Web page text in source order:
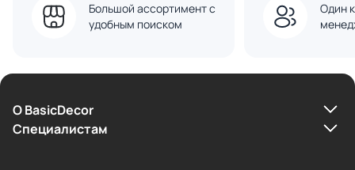
Большой ассортимент с
удобным поиском
Один
О BasicDecor
Cпециалистам